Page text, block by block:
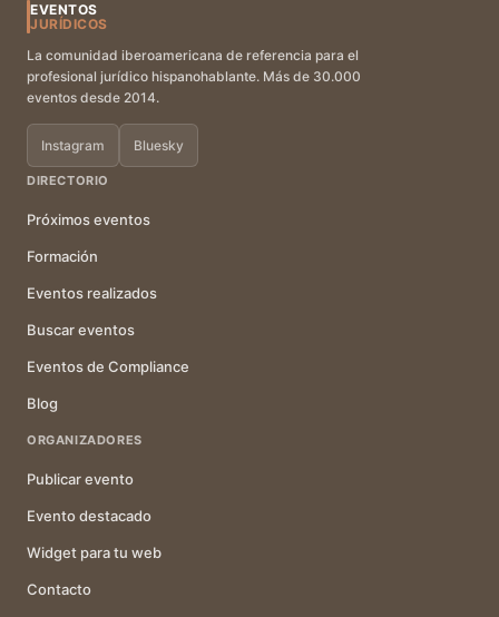
EVENTOS
JURÍDICOS
La comunidad iberoamericana de referencia para el
profesional jurídico hispanohablante. Más de 30.000
eventos desde 2014.
Instagram Bluesky
DIRECTORIO
Próximos eventos
Formación
Eventos realizados
Buscar eventos
Eventos de Compliance
Blog
ORGANIZADORES
Publicar evento
Evento destacado
Widget para tu web
Contacto